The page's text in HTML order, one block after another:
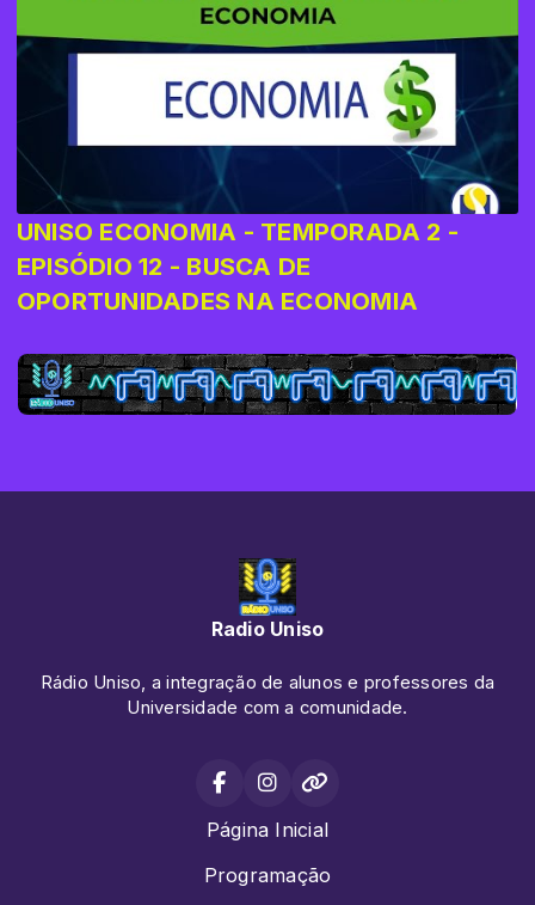
UNISO ECONOMIA - TEMPORADA 2 -
EPISÓDIO 12 - BUSCA DE
OPORTUNIDADES NA ECONOMIA
Radio Uniso
Rádio Uniso, a integração de alunos e professores da
Universidade com a comunidade.
Página Inicial
Programação